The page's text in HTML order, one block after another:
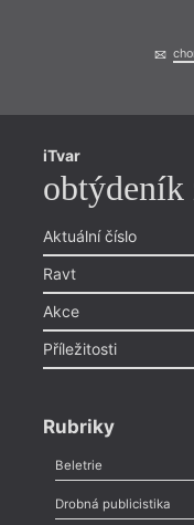
iTvar
Aktuální číslo
Ravt
Akce
Příležitosti
Rubriky
Beletrie
Poezie,Próza,
Drobná publicistika